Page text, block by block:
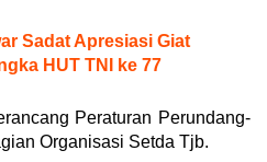
Sadat Apresiasi Giat
HUT TNI ke 77
Peraturan Perundang-
Organisasi Setda Tjb.